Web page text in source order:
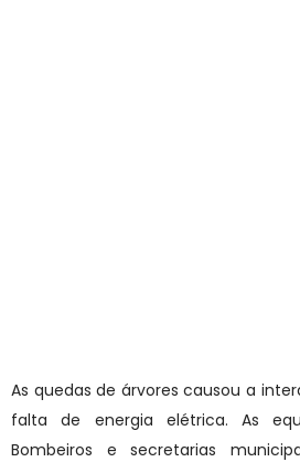
As quedas de árvores causou a
falta de energia elétrica. As
Bombeiros e secretarias